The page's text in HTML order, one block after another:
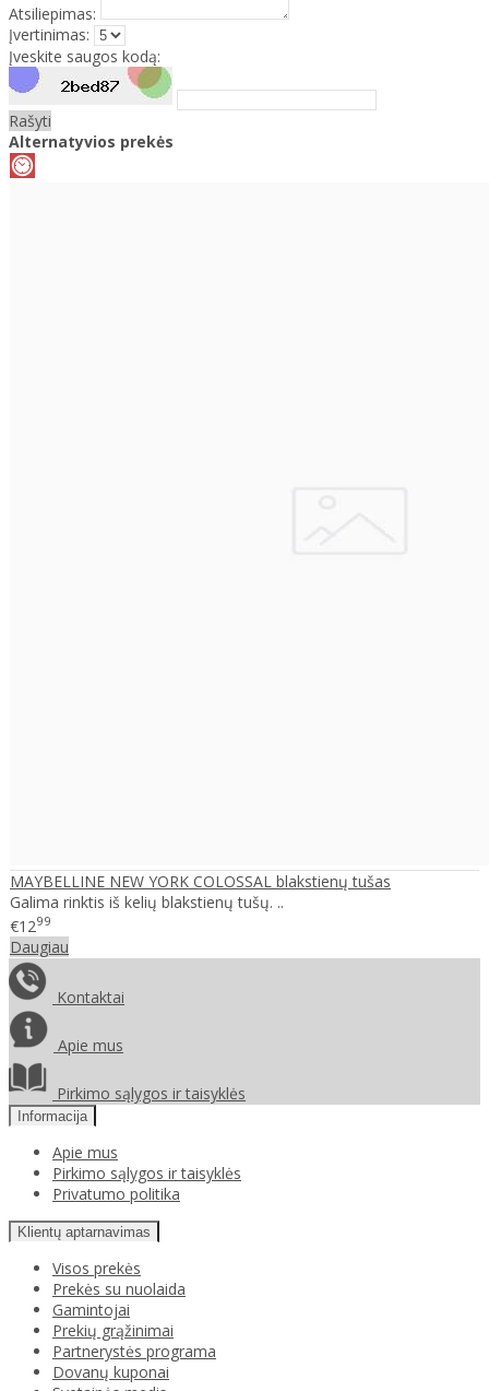
Atsiliepimas:
Įvertinimas:
Įveskite saugos kodą:
Rašyti
Alternatyvios prekės
MAYBELLINE NEW YORK COLOSSAL blakstienų tušas
Galima rinktis iš kelių blakstienų tušų. ..
€1299
Daugiau
Kontaktai
Apie mus
Pirkimo sąlygos ir taisyklės
Informacija
Apie mus
Pirkimo sąlygos ir taisyklės
Privatumo politika
Klientų aptarnavimas
Visos prekės
Prekės su nuolaida
Gamintojai
Prekių grąžinimai
Partnerystės programa
Dovanų kuponai